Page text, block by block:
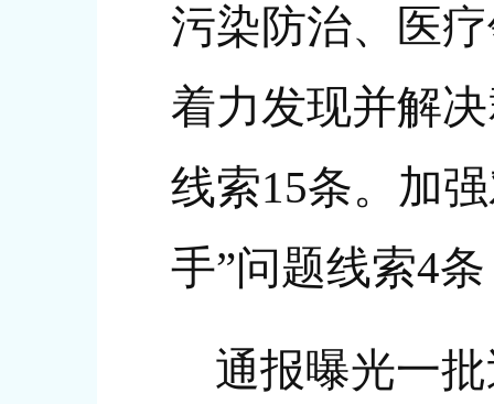
污染防治、医
着力发现并解
线索15条。加
手”问题线索4
通报曝光一